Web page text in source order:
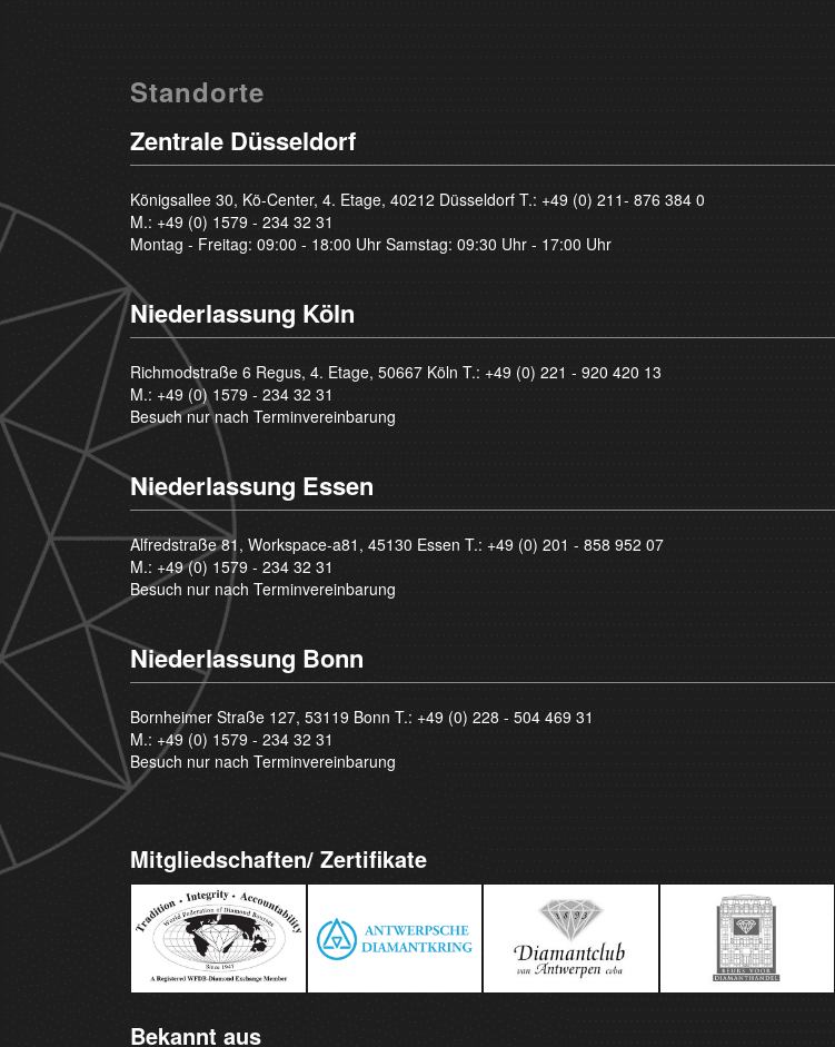
Standorte
Zentrale Düsseldorf
Königsallee 30, Kö-Center, 4. Etage, 40212 Düsseldorf T.: +49 (0) 211- 876 384 0
M.: +49 (0) 1579 - 234 32 31
Montag - Freitag: 09:00 - 18:00 Uhr Samstag: 09:30 Uhr - 17:00 Uhr
Niederlassung Köln
Richmodstraße 6 Regus, 4. Etage, 50667 Köln T.: +49 (0) 221 - 920 420 13
M.: +49 (0) 1579 - 234 32 31
Besuch nur nach Terminvereinbarung
Niederlassung Essen
Alfredstraße 81, Workspace-a81, 45130 Essen T.: +49 (0) 201 - 858 952 07
M.: +49 (0) 1579 - 234 32 31
Besuch nur nach Terminvereinbarung
Niederlassung Bonn
Bornheimer Straße 127, 53119 Bonn T.: +49 (0) 228 - 504 469 31
M.: +49 (0) 1579 - 234 32 31
Besuch nur nach Terminvereinbarung
Mitgliedschaften/ Zertifikate
Bekannt aus